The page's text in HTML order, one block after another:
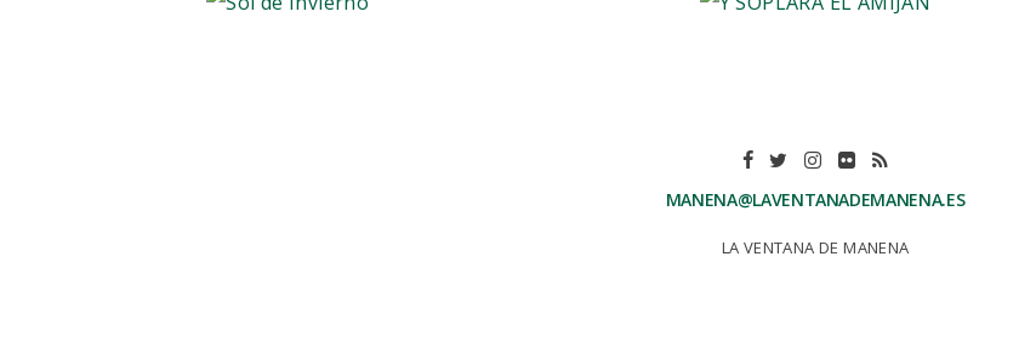
MANENA@LAVENTANADEMANENA.ES
LA VENTANA DE MANENA